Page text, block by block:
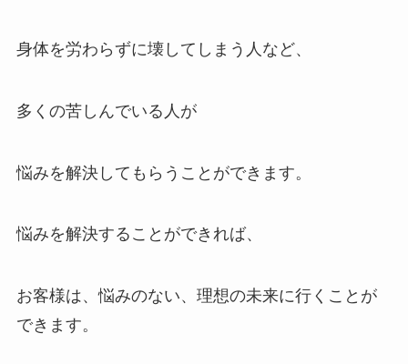
身体を労わらずに壊してしまう人など、
多くの苦しんでいる人が
悩みを解決してもらうことができます。
悩みを解決することができれば、
お客様は、悩みのない、理想の未来に行くことが
できます。